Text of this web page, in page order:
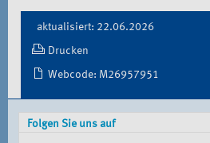
Document
aktualisiert: 22.06.2026
Drucken
Webcode: M26957951
Folgen Sie uns auf